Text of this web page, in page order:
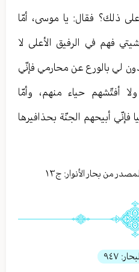
على ذلك؟ فقال: يا موسى، أمّا
فهم في الرفيق الأعلى لا
لي بالورع عن محارمي فإنّي
أفتّشهم حياء منهم، وأمّا
فإنّي أبيحهم الجنّة بحذافيرها
من بحار الأنوار: ج١٣
٩٤٧